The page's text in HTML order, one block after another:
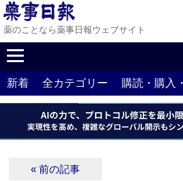
薬のことなら薬事日報ウェブサイト
新着 全カテゴリー 購読・購入
« 前の記事